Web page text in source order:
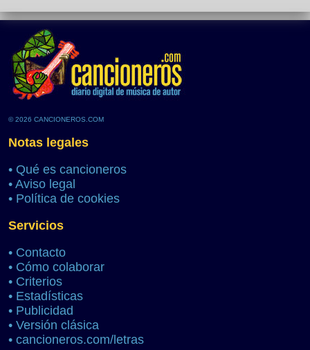
© 2026 CANCIONEROS.COM
Notas legales
• Qué es cancioneros
• Aviso legal
• Política de cookies
Servicios
• Contacto
• Cómo colaborar
• Criterios
• Estadísticas
• Publicidad
• Versión clásica
• cancioneros.com/letras